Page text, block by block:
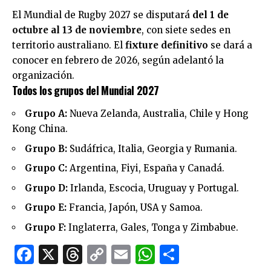
El Mundial de Rugby 2027 se disputará del 1 de
octubre al 13 de noviembre, con siete sedes en
territorio australiano. El fixture definitivo se dará a
conocer en febrero de 2026, según adelantó la
organización.
Todos los grupos del Mundial 2027
Grupo A: Nueva Zelanda, Australia, Chile y Hong
Kong China.
Grupo B: Sudáfrica, Italia, Georgia y Rumania.
Grupo C: Argentina, Fiyi, España y Canadá.
Grupo D: Irlanda, Escocia, Uruguay y Portugal.
Grupo E: Francia, Japón, USA y Samoa.
Grupo F: Inglaterra, Gales, Tonga y Zimbabue.
Facebook
X Threads
CopyEmailWhatsApp